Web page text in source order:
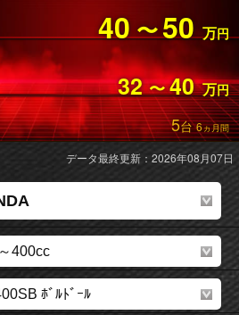
40 〜50 万円
32 〜40 万円
5台6ヵ月間
データ最終更新：2026年08月07日